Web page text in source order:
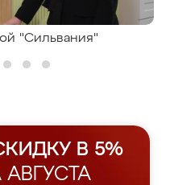
"Сильвания"
В 5%